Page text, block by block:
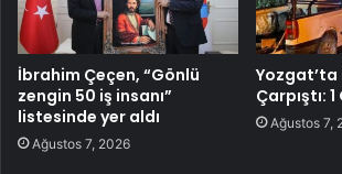
İbrahim Çeçen, “Gönlü
zengin 50 iş insanı”
listesinde yer aldı
Ağustos 7, 2026
Yozgat’ta
Çarpıştı:
Ağustos 7,